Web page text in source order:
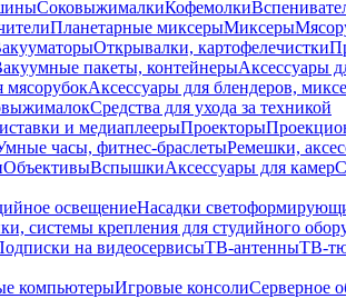
СоковыжималкиКофемолки
Планетарные миксерыМиксеры
Открывалки, картофелечистки
пакеты, контейнерыАксессуары
мясорубокАксессуары для блендеров,
Средства для ухода за техникой
и медиаплеерыПроекторы
часы, фитнес-браслетыРемешки,
ОбъективыВспышкиАксессуары для камер
освещениеНасадки
системы крепления для студийного
на видеосервисыТВ-антенныТВ-
компьютерыИгровые консолиСерверное